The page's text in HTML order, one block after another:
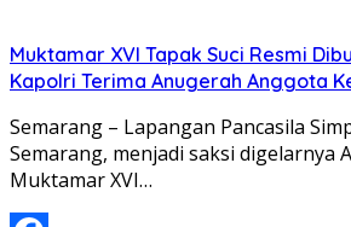
Muktamar XVI Tapak Suci Resmi
Kapolri Terima Anugerah Anggota
Semarang – Lapangan Pancasila
Semarang, menjadi saksi digelarnya
Muktamar XVI…